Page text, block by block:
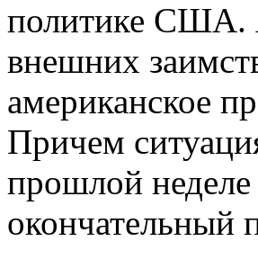
политике США.
внешних
американское
Причем
прошлой
окончательный